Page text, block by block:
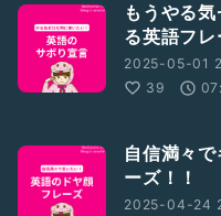
もうやる
る英語フ
2025-05-01
39
自信満々
ーズ！！
2025-04-24